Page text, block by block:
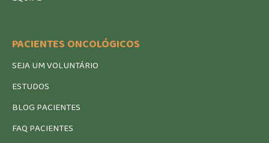
PACIENTES ONCOLÓGICOS
SEJA UM VOLUNTÁRIO
ESTUDOS
BLOG PACIENTES
FAQ PACIENTES